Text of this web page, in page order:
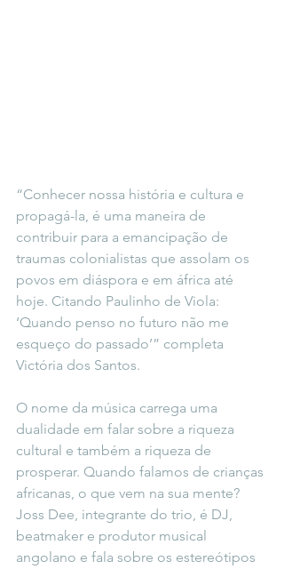
“Conhecer nossa história e cultura e
propagá-la, é uma maneira de
contribuir para a emancipação de
traumas colonialistas que assolam os
povos em diáspora e em áfrica até
hoje. Citando Paulinho de Viola:
‘Quando penso no futuro não me
esqueço do passado’” completa
Victória dos Santos.
O nome da música carrega uma
dualidade em falar sobre a riqueza
cultural e também a riqueza de
prosperar. Quando falamos de crianças
africanas, o que vem na sua mente?
Joss Dee, integrante do trio, é DJ,
beatmaker e produtor musical
angolano e fala sobre os estereótipos